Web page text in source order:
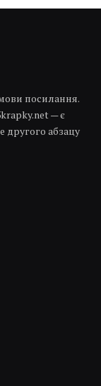
посилання.
— є
другого абзацу